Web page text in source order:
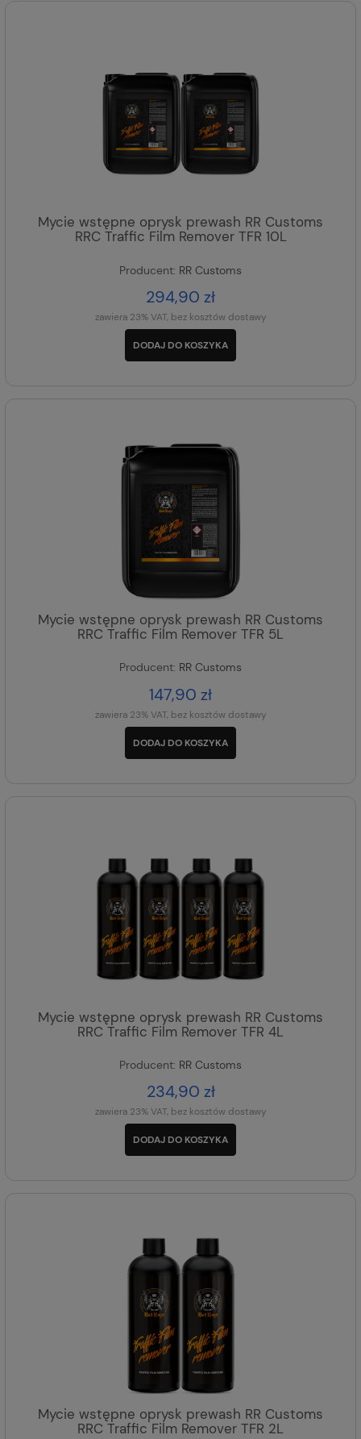
Mycie wstępne oprysk prewash RR Customs
RRC Traffic Film Remover TFR 10L
Producent: RR Customs
294,90 zł
zawiera 23% VAT, bez kosztów dostawy
DODAJ DO KOSZYKA
Mycie wstępne oprysk prewash RR Customs
RRC Traffic Film Remover TFR 5L
Producent: RR Customs
147,90 zł
zawiera 23% VAT, bez kosztów dostawy
DODAJ DO KOSZYKA
Mycie wstępne oprysk prewash RR Customs
RRC Traffic Film Remover TFR 4L
Producent: RR Customs
234,90 zł
zawiera 23% VAT, bez kosztów dostawy
DODAJ DO KOSZYKA
Mycie wstępne oprysk prewash RR Customs
RRC Traffic Film Remover TFR 2L